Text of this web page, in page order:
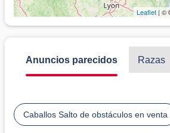
Leaflet| ©
Anuncios parecidos Razas
Caballos Salto de obstáculos en venta